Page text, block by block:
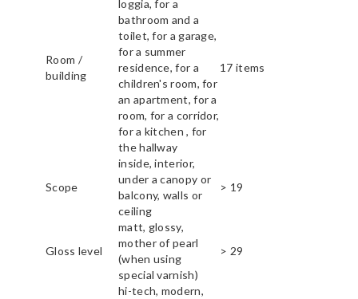
Room /
building
loggia, for a
bathroom and a
toilet, for a garage,
for a summer
residence, for a
children's room, for
an apartment, for a
room, for a corridor,
for a kitchen , for
the hallway
17 items
Scope
inside, interior,
under a canopy or
balcony, walls or
ceiling
> 19
Gloss level
matt, glossy,
mother of pearl
(when using
special varnish)
> 29
hi-tech, modern,